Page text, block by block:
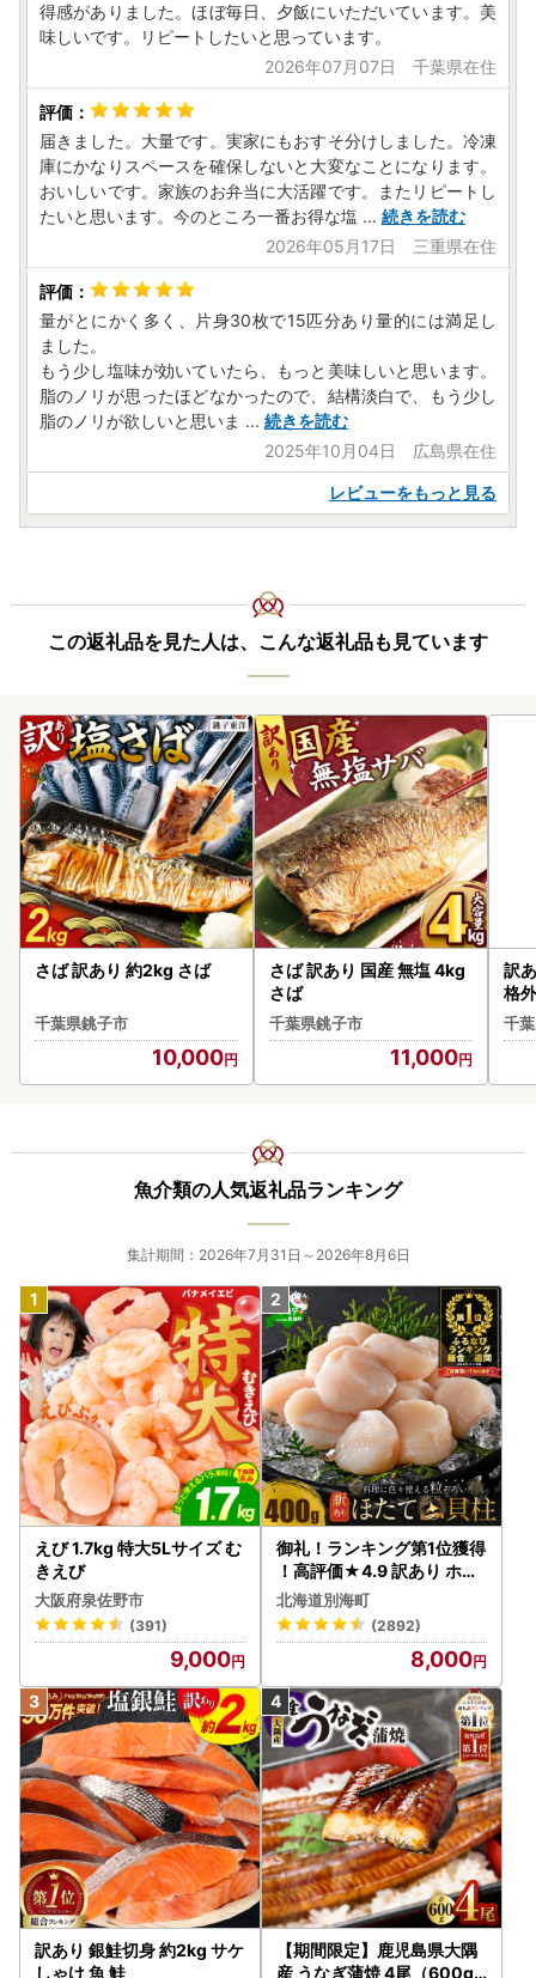
得感がありました。ほぼ毎日、夕飯にいただいています。美
味しいです。リピートしたいと思っています。
2026年07月07日 千葉県在住
届きました。大量です。実家にもおすそ分けしました。冷凍
庫にかなりスペースを確保しないと大変なことになります。
おいしいです。家族のお弁当に大活躍です。またリピートし
たいと思います。今のところ一番お得な塩 ... 続きを読む
2026年05月17日 三重県在住
量がとにかく多く、片身30枚で15匹分あり量的には満足し
ました。
もう少し塩味が効いていたら、もっと美味しいと思います。
脂のノリが思ったほどなかったので、結構淡白で、もう少し
脂のノリが欲しいと思いま ... 続きを読む
2025年10月04日 広島県在住
レビューをもっと見る
この返礼品を見た人は、こんな返礼品も見ています
さば 訳あり 約2kg さば
千葉県銚子市
10,000
さば 訳あり 国産 無塩 4kg
さば
千葉県銚子市
11,000
訳
格
千
魚介類の人気返礼品ランキング
集計期間：2026年7月31日～2026年8月6日
えび 1.7kg 特大5Lサイズ む
きえび
大阪府泉佐野市
(391)
9,000
御礼！ランキング第1位獲得
！高評価★4.9 訳あり ホタ
テ 400g（ほたて 帆立 貝柱
冷凍 ）
北海道別海町
(2892)
8,000
訳あり 銀鮭切身 約2kg サケ
しゃけ 魚 鮭
【期間限定】鹿児島県大隅
産 うなぎ蒲焼 4尾（600g